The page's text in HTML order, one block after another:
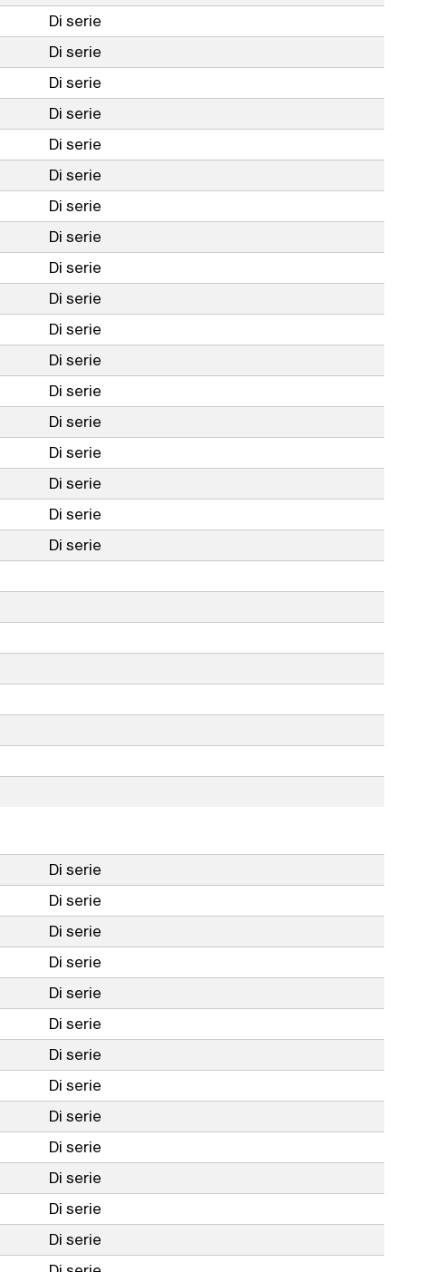
Di serie
Di serie
Di serie
Di serie
Di serie
Di serie
Di serie
Di serie
Di serie
Di serie
Di serie
Di serie
Di serie
Di serie
Di serie
Di serie
Di serie
Di serie
Di serie
Di serie
Di serie
Di serie
Di serie
Di serie
Di serie
Di serie
Di serie
Di serie
Di serie
Di serie
Di serie